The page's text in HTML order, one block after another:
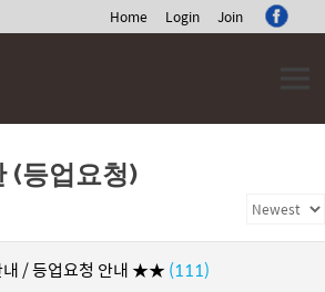
Home Login Join
(등업요청)
/ 등업요청 안내 ★★ (111)